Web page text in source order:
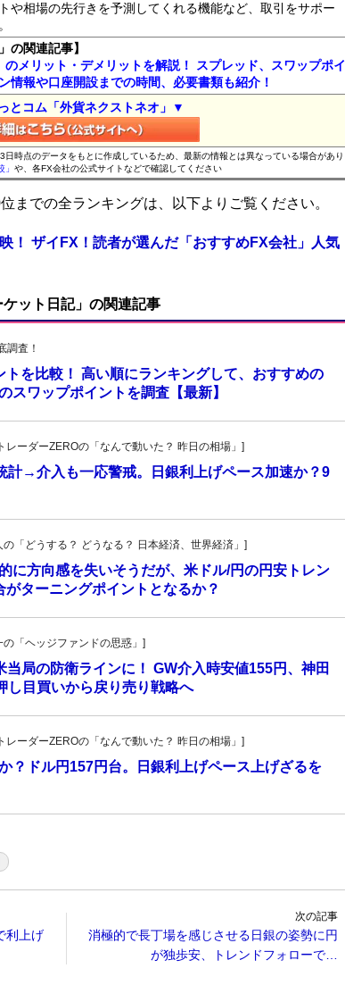
や相場の先行きを予測してくれる機能など、取引をサポー
の関連記事】
メリット・デメリットを解説！ スプレッド、スワップポイ
情報や口座開設までの時間、必要書類も紹介！
とコム「外貨ネクストネオ」▼
時点のデータをもとに作成しているため、最新の情報とは異なっている場合があり
」 や、各FX会社の公式サイトなどで確認してください
までの全ランキングは、以下よりご覧ください。
！ ザイFX！読者が選んだ「おすすめFX会社」人気
ット日記」の関連記事
調査！
トを比較！ 高い順にランキングして、おすすめの
スワップポイントを調査【最新】
ーダーZEROの「なんで動いた？ 昨日の相場」]
計→介入も一応警戒。日銀利上げペース加速か？9
「どうする？ どうなる？ 日本経済、世界経済」]
に方向感を失いそうだが、米ドル/円の円安トレン
がターニングポイントとなるか？
「ヘッジファンドの思惑」]
局の防衛ラインに！ GW介入時安値155円、神田
し目買いから戻り売り戦略へ
ーダーZEROの「なんで動いた？ 昨日の相場」]
？ドル円157円台。日銀利上げペース上げざるを
利上げ
次の記事
消極的で長丁場を感じさせる日銀の姿勢に円
が独歩安、トレンドフォローで…